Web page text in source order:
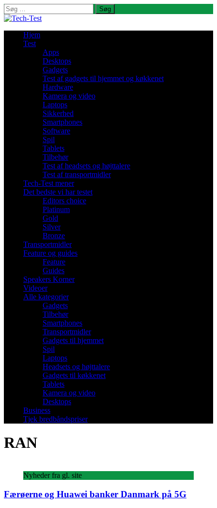
Søg
efter:
Hjem
Test
Apps
Desktops
Gadgets
Test af gadgets til hjemmet og køkkenet
Hardware
Kamera og video
Laptops
Sikkerhed
Smartphones
Software
Spil
Tablets
Tilbehør
Test af headsets og højttalere
Test af transportmidler
Tech-Test mener
Det bedste vi har testet
Editors choice
Platinum
Gold
Silver
Bronze
Transportmidler
Feature og guides
Feature
Guides
Speakers Korner
Videoer
Alle kategorier
Gadgets
Tilbehør
Smartphones
Transportmidler
Gadgets til hjemmet
Spil
Laptops
Headsets og højttalere
Gadgets til køkkenet
Tablets
Kamera og video
Desktops
Business
Tjek bredbåndspriser
RAN
Nyheder fra gl. site
Færøerne og Huawei banker Danmark på 5G